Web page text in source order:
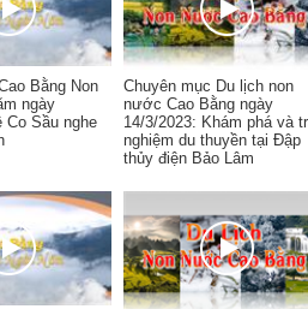
Bằng Non
ngày
Co Sầu nghe
Chuyên mục Du lịch non
nước Cao Bằng ngày
14/3/2023: Khám phá và
nghiệm du thuyền tại Đập
thủy điện Bảo Lâm